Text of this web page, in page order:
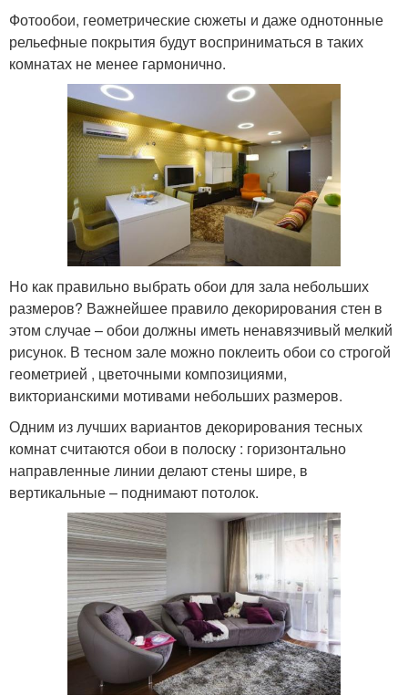
Фотообои, геометрические сюжеты и даже однотонные
рельефные покрытия будут восприниматься в таких
комнатах не менее гармонично.
Но как правильно выбрать обои для зала небольших
размеров? Важнейшее правило декорирования стен в
этом случае – обои должны иметь ненавязчивый мелкий
рисунок. В тесном зале можно поклеить обои со строгой
геометрией , цветочными композициями,
викторианскими мотивами небольших размеров.
Одним из лучших вариантов декорирования тесных
комнат считаются обои в полоску : горизонтально
направленные линии делают стены шире, в
вертикальные – поднимают потолок.